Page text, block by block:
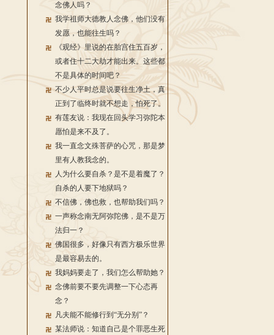
念佛人吗？
我学祖师大德教人念佛，他们没有
发愿，也能往生吗？
《观经》里说的在胎宫住五百岁，
或者住十二大劫才能出来。这些都
不是具体的时间吧？
不少人平时总是说要往生净土，真
正到了临终时就不想走，怕死了。
有莲友说：我现在回头学习弥陀本
愿怕是来不及了。
我一直念文殊菩萨的心咒，那是梦
里有人教我念的。
人为什么要自杀？是不是着魔了？
自杀的人要下地狱吗？
不信佛，佛也救，也帮助我们吗？
一声称念南无阿弥陀佛，是不是万
法归一？
佛国很多，好像只有西方极乐世界
是最容易去的。
我妈妈要走了，我们怎么帮助她？
念佛前要不要先调整一下心态再
念？
凡夫能不能修行到“无分别”？
某法师说：知道自己是个罪恶生死